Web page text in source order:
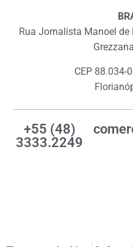
Rua Jornalista Manoel de
CEP 88.034-
+55 (48)
3333.2249